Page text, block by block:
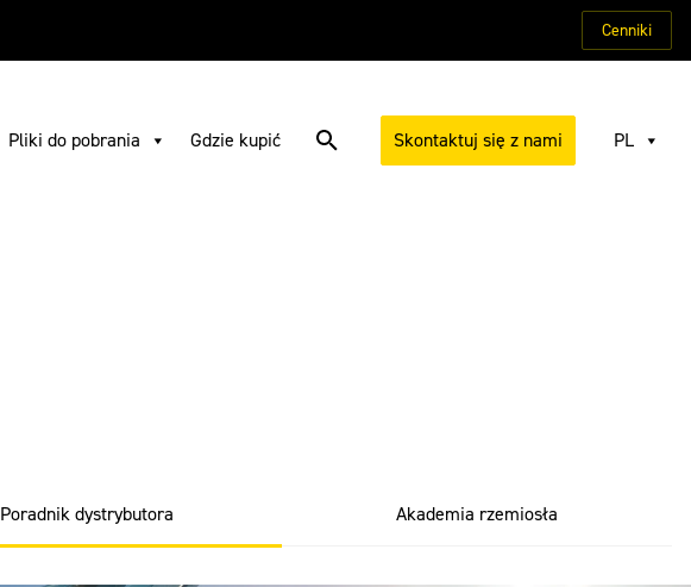
Cenniki
Pliki do pobrania Gdzie kupić Skontaktuj się z nami PL
Poradnik dystrybutora Akademia rzemiosła